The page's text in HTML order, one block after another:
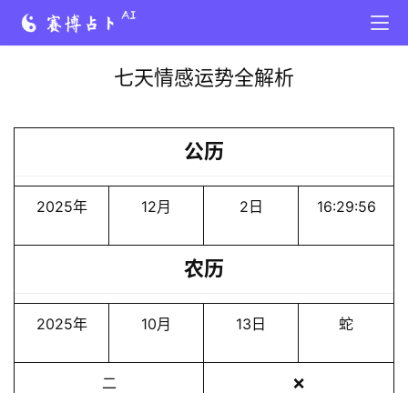
七天情感运势全解析
公历
2025年 12月 2日 16:29:56
农历
2025年 10月 13日 蛇
二 ❌